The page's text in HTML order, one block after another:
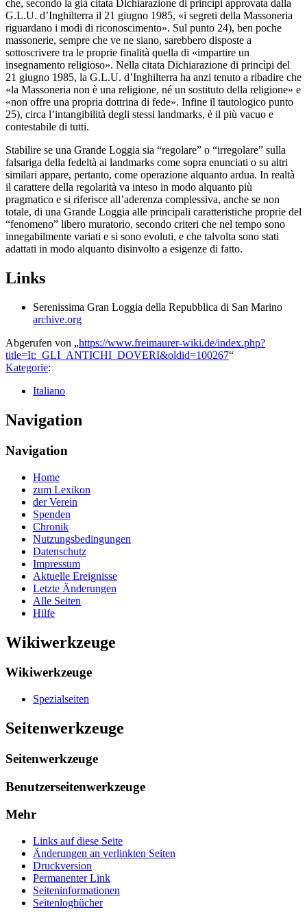
che, secondo la già citata Dichiarazione di princìpi approvata dalla
G.L.U. d’Inghilterra il 21 giugno 1985, «i segreti della Massoneria
riguardano i modi di riconoscimento». Sul punto 24), ben poche
massonerie, sempre che ve ne siano, sarebbero disposte a
sottoscrivere tra le proprie finalità quella di «impartire un
insegnamento religioso». Nella citata Dichiarazione di princìpi del
21 giugno 1985, la G.L.U. d’Inghilterra ha anzi tenuto a ribadire che
«la Massoneria non è una religione, né un sostituto della religione» e
«non offre una propria dottrina di fede». Infine il tautologico punto
25), circa l’intangibilità degli stessi landmarks, è il più vacuo e
contestabile di tutti.
Stabilire se una Grande Loggia sia “regolare” o “irregolare” sulla
falsariga della fedeltà ai landmarks come sopra enunciati o su altri
similari appare, pertanto, come operazione alquanto ardua. In realtà
il carattere della regolarità va inteso in modo alquanto più
pragmatico e si riferisce all’aderenza complessiva, anche se non
totale, di una Grande Loggia alle principali caratteristiche proprie del
“fenomeno” libero muratorio, secondo criteri che nel tempo sono
innegabilmente variati e si sono evoluti, e che talvolta sono stati
adattati in modo alquanto disinvolto a esigenze di fatto.
Links
Serenissima Gran Loggia della Repubblica di San Marino
archive.org
Abgerufen von „https://www.freimaurer-wiki.de/index.php?
title=It:_GLI_ANTICHI_DOVERI&oldid=100267“
Kategorie:
Italiano
Navigation
Navigation
Home
zum Lexikon
der Verein
Spenden
Chronik
Nutzungsbedingungen
Datenschutz
Impressum
Aktuelle Ereignisse
Letzte Änderungen
Alle Seiten
Hilfe
Wikiwerkzeuge
Wikiwerkzeuge
Spezialseiten
Seitenwerkzeuge
Seitenwerkzeuge
Benutzerseitenwerkzeuge
Mehr
Links auf diese Seite
Änderungen an verlinkten Seiten
Druckversion
Permanenter Link
Seiten­­informationen
Seitenlogbücher